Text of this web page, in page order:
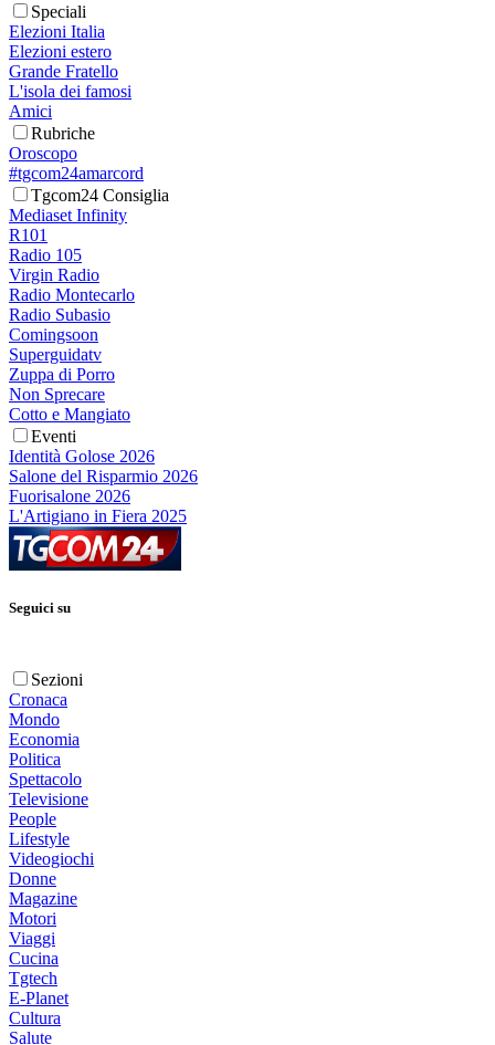
Speciali
Elezioni Italia
Elezioni estero
Grande Fratello
L'isola dei famosi
Amici
Rubriche
Oroscopo
#tgcom24amarcord
Tgcom24 Consiglia
Mediaset Infinity
R101
Radio 105
Virgin Radio
Radio Montecarlo
Radio Subasio
Comingsoon
Superguidatv
Zuppa di Porro
Non Sprecare
Cotto e Mangiato
Eventi
Identità Golose 2026
Salone del Risparmio 2026
Fuorisalone 2026
L'Artigiano in Fiera 2025
Seguici su
Sezioni
Cronaca
Mondo
Economia
Politica
Spettacolo
Televisione
People
Lifestyle
Videogiochi
Donne
Magazine
Motori
Viaggi
Cucina
Tgtech
E-Planet
Cultura
Salute